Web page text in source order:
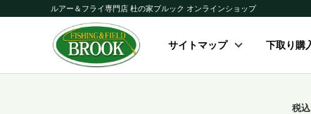
ルアー＆フライ専門店 杜の家ブルック オンラインショップ
サイトマップ 下取り購
税